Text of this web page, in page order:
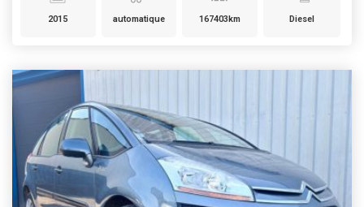
2015 automatique 167403km Diesel